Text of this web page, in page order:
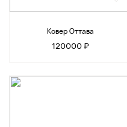
Ковер Оттава
120000 ₽